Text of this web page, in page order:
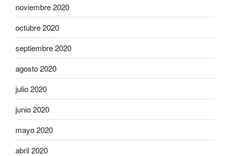
noviembre 2020
octubre 2020
septiembre 2020
agosto 2020
julio 2020
junio 2020
mayo 2020
abril 2020